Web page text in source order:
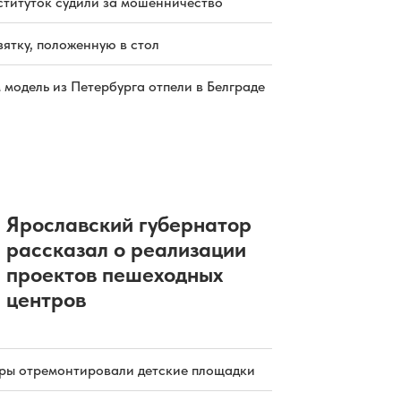
положенную в стол
из Петербурга отпели в Белграде
Ярославский губернатор
рассказал о реализации
проектов пешеходных
центров
отремонтировали детские площадки